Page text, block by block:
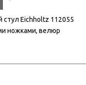
Eichholtz 112055
ножками, велюр